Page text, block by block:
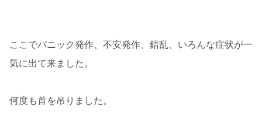
ここでパニック発作、不安発作、錯乱、いろんな症状が一
気に出て来ました。
何度も首を吊りました。